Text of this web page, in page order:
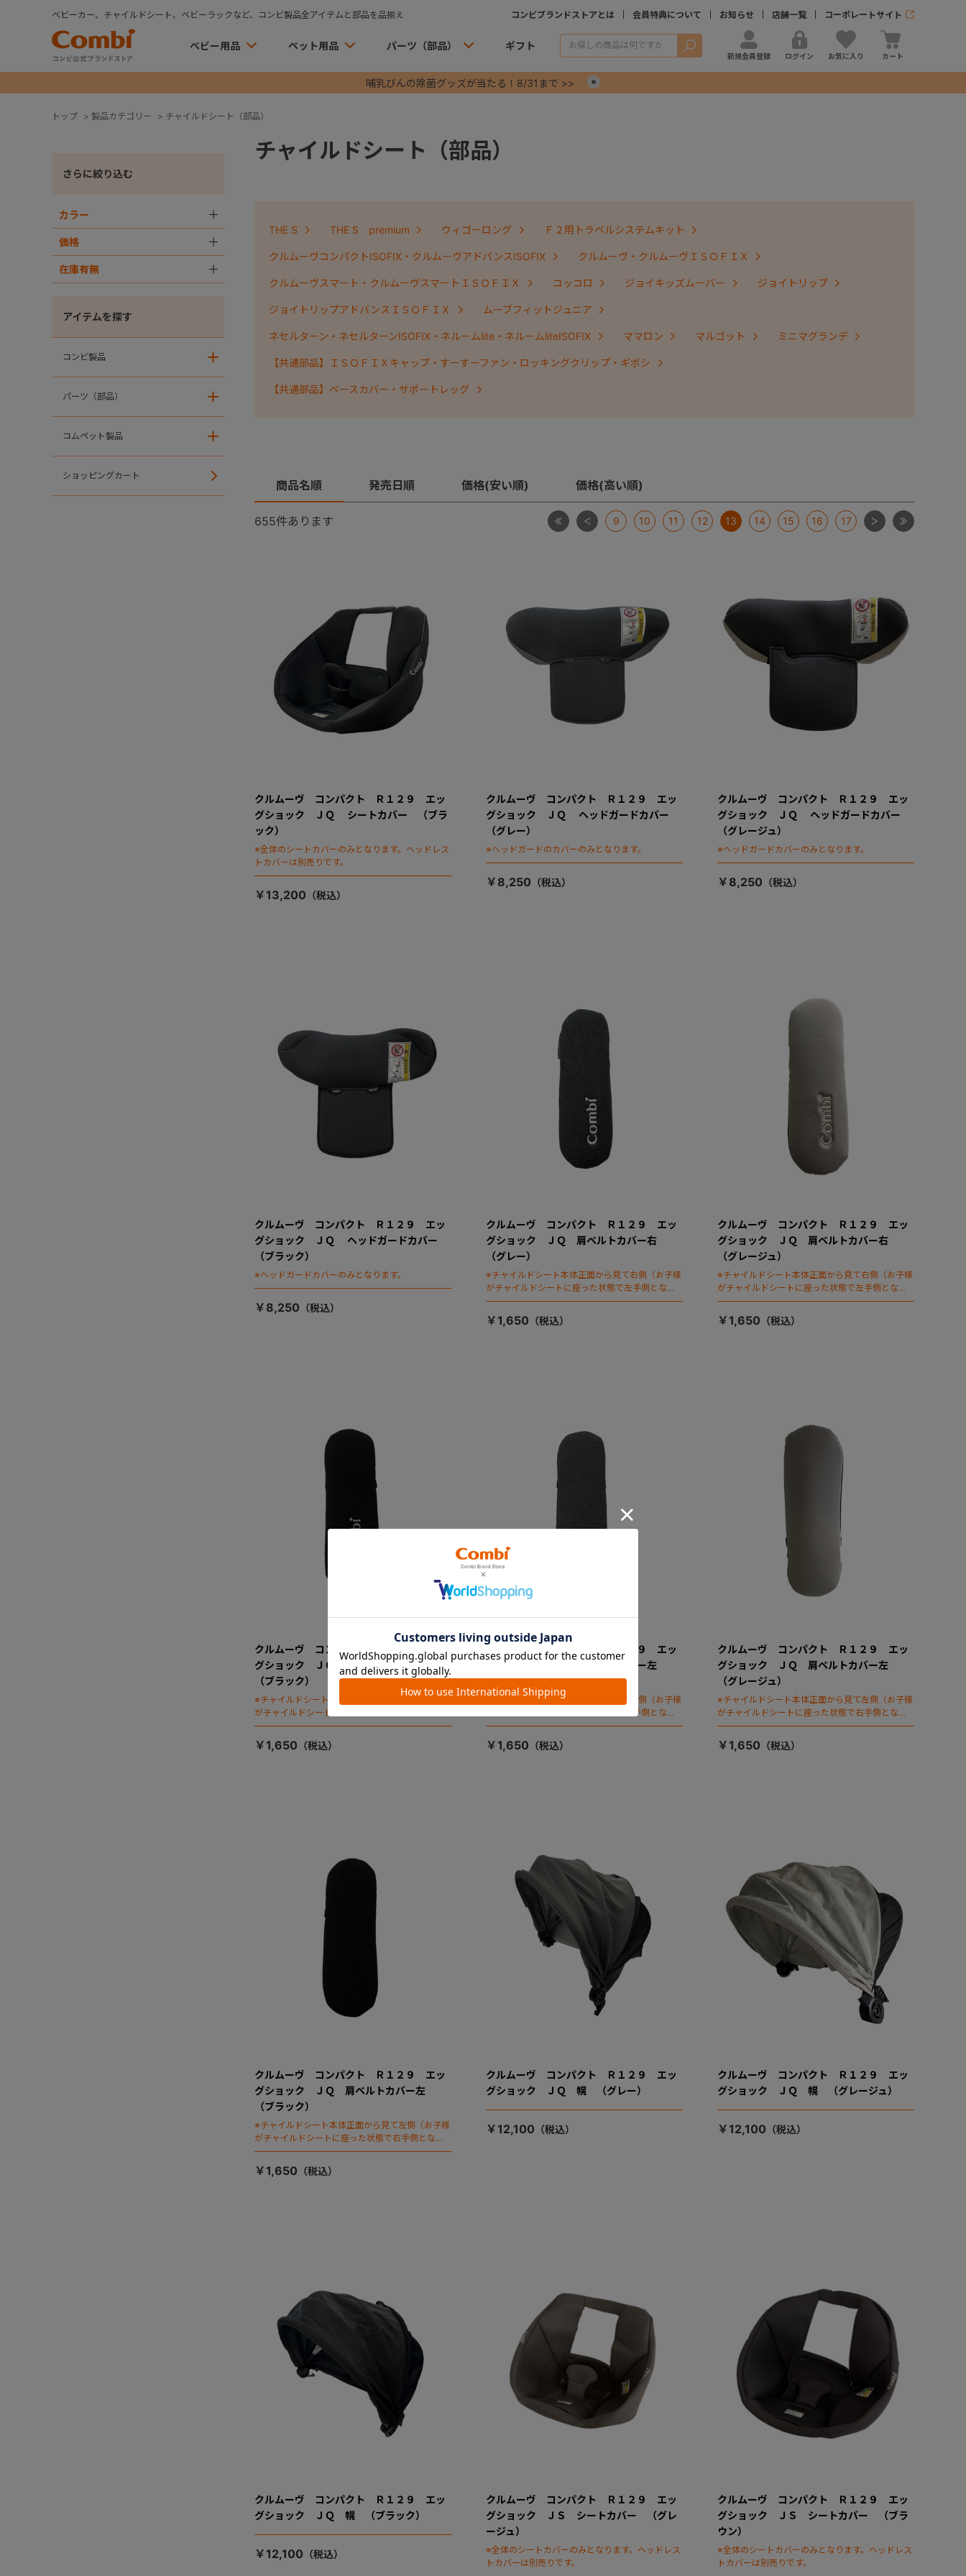
ベビーカー、チャイルドシート、ベビーラックなど、コンビ製品全アイテムと部品を品揃え コンビブランドストアとは 会員特典について お知らせ 店舗一覧 コーポレートサイト
ベビー用品 ペット用品 パーツ（部品） ギフト 検索
新規会員登録 ログイン お気に入り カート
哺乳びんの除菌グッズが当たる！8/31まで >>
トップ > 製品カテゴリー > チャイルドシート（部品）
さらに絞り込む
カラー
価格
在庫有無
アイテムを探す
コンビ製品
パーツ（部品）
コムペット製品
ショッピングカート
チャイルドシート（部品）
THE S THE S premium ウィゴーロング Ｆ２用トラベルシステムキット
クルムーヴコンパクトISOFIX・クルムーヴアドバンスISOFIX クルムーヴ・クルムーヴＩＳＯＦＩＸ
クルムーヴスマート・クルムーヴスマートＩＳＯＦＩＸ コッコロ ジョイキッズムーバー ジョイトリップ
ジョイトリップアドバンスＩＳＯＦＩＸ ムーブフィットジュニア
ネセルターン・ネセルターンISOFIX・ネルームlite・ネルームliteISOFIX ママロン マルゴット ミニマグランデ
【共通部品】ＩＳＯＦＩＸキャップ・すーすーファン・ロッキングクリップ・ギボシ
【共通部品】ベースカバー・サポートレッグ
商品名順 発売日順 価格(安い順) 価格(高い順)
655件あります 最初 前 9 10 11 12 13 14 15 16 17 次 最後
クルムーヴ コンパクト Ｒ１２９ エッ
グショック ＪＱ シートカバー （ブラ
ック）
※全体のシートカバーのみとなります。ヘッドレス
トカバーは別売りです。
￥13,200
クルムーヴ コンパクト Ｒ１２９ エッ
グショック ＪＱ ヘッドガードカバー
（グレー）
※ヘッドガードのカバーのみとなります。
￥8,250
クルムーヴ コンパクト Ｒ１２９ エッ
グショック ＪＱ ヘッドガードカバー
（グレージュ）
※ヘッドガードカバーのみとなります。
￥8,250
クルムーヴ コンパクト Ｒ１２９ エッ
グショック ＪＱ ヘッドガードカバー
（ブラック）
※ヘッドガードカバーのみとなります。
￥8,250
クルムーヴ コンパクト Ｒ１２９ エッ
グショック ＪＱ 肩ベルトカバー右
（グレー）
※チャイルドシート本体正面から見て右側（お子様
がチャイルドシートに座った状態で左手側となり
ます）
￥1,650
クルムーヴ コンパクト Ｒ１２９ エッ
グショック ＪＱ 肩ベルトカバー右
（グレージュ）
※チャイルドシート本体正面から見て右側（お子様
がチャイルドシートに座った状態で左手側となり
ます）
￥1,650
クルムーヴ コンパクト Ｒ１２９ エッ
グショック ＪＱ 肩ベルトカバー右
（ブラック）
※チャイルドシート本体正面から見て右側（お子様
がチャイルドシートに座った状態で左手側となり
ます）
￥1,650
クルムーヴ コンパクト Ｒ１２９ エッ
グショック ＪＱ 肩ベルトカバー左
（グレー）
※チャイルドシート本体正面から見て左側（お子様
がチャイルドシートに座った状態で右手側となり
ます）
￥1,650
クルムーヴ コンパクト Ｒ１２９ エッ
グショック ＪＱ 肩ベルトカバー左
（グレージュ）
※チャイルドシート本体正面から見て左側（お子様
がチャイルドシートに座った状態で右手側となり
ます）
￥1,650
クルムーヴ コンパクト Ｒ１２９ エッ
グショック ＪＱ 肩ベルトカバー左
（ブラック）
※チャイルドシート本体正面から見て左側（お子様
がチャイルドシートに座った状態で右手側となり
ます）
￥1,650
クルムーヴ コンパクト Ｒ１２９ エッ
グショック ＪＱ 幌 （グレー）
￥12,100
クルムーヴ コンパクト Ｒ１２９ エッ
グショック ＪＱ 幌 （グレージュ）
￥12,100
クルムーヴ コンパクト Ｒ１２９ エッ
グショック ＪＱ 幌 （ブラック）
￥12,100
クルムーヴ コンパクト Ｒ１２９ エッ
グショック ＪＳ シートカバー （グレ
ージュ）
※全体のシートカバーのみとなります。ヘッドレス
トカバーは別売りです。
クルムーヴ コンパクト Ｒ１２９ エッ
グショック ＪＳ シートカバー （ブラ
ウン）
※全体のシートカバーのみとなります。ヘッドレス
トカバーは別売りです。